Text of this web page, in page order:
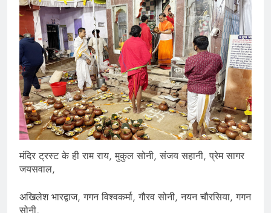
मंदिर ट्रस्ट के ही राम राय, मुकुल सोनी, संजय सहानी, प्रेम सागर
जयसवाल,
अखिलेश भारद्वाज, गगन विश्वकर्मा, गौरव सोनी, नयन चौरसिया, गगन